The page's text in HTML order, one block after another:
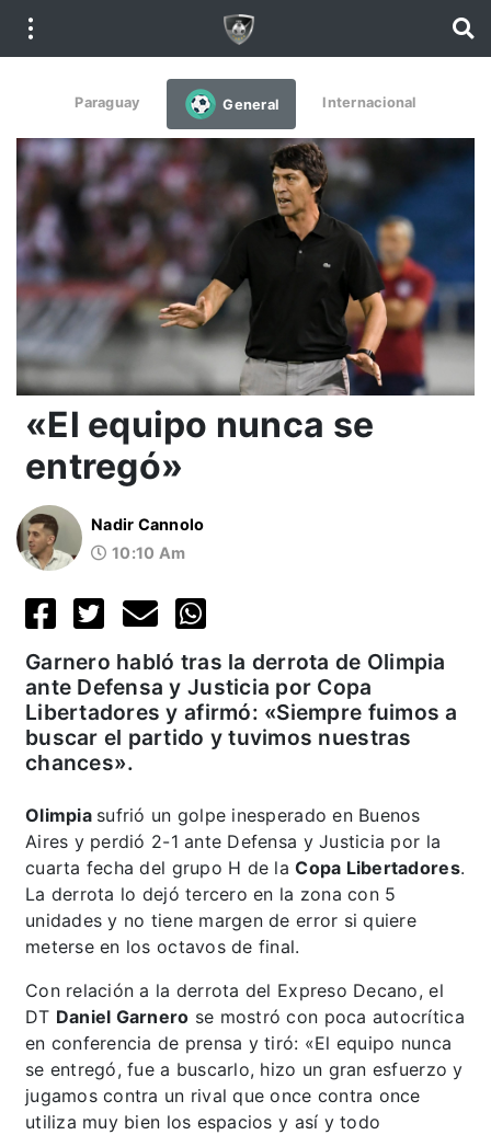
Paraguay General Internacional
«El equipo nunca se
entregó»
Nadir Cannolo
10:10 Am
Garnero habló tras la derrota de Olimpia
ante Defensa y Justicia por Copa
Libertadores y afirmó: «Siempre fuimos a
buscar el partido y tuvimos nuestras
chances».
Olimpia sufrió un golpe inesperado en Buenos
Aires y perdió 2-1 ante Defensa y Justicia por la
cuarta fecha del grupo H de laCopa Libertadores.
La derrota lo dejó tercero en la zona con 5
unidades y no tiene margen de error si quiere
meterse en los octavos de final.
Con relación a la derrota del Expreso Decano, el
DT Daniel Garnero se mostró con poca autocrítica
en conferencia de prensa y tiró: «El equipo nunca
se entregó, fue a buscarlo, hizo un gran esfuerzo y
jugamos contra un rival que once contra once
utiliza muy bien los espacios y así y todo